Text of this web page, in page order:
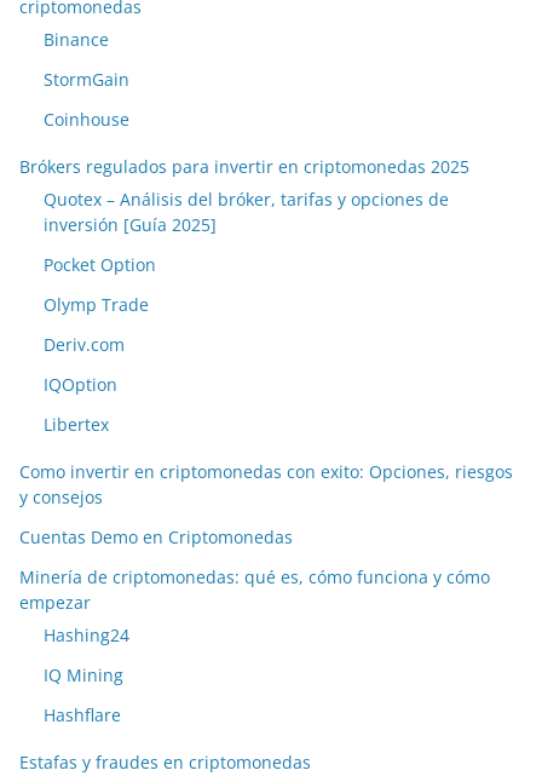
criptomonedas
Binance
StormGain
Coinhouse
Brókers regulados para invertir en criptomonedas 2025
Quotex – Análisis del bróker, tarifas y opciones de
inversión [Guía 2025]
Pocket Option
Olymp Trade
Deriv.com
IQOption
Libertex
Como invertir en criptomonedas con exito: Opciones, riesgos
y consejos
Cuentas Demo en Criptomonedas
Minería de criptomonedas: qué es, cómo funciona y cómo
empezar
Hashing24
IQ Mining
Hashflare
Estafas y fraudes en criptomonedas